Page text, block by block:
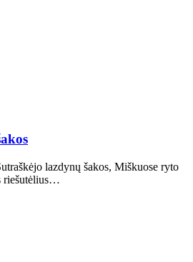
lazdynų šakos, Miškuose ryto
riešutėlius…